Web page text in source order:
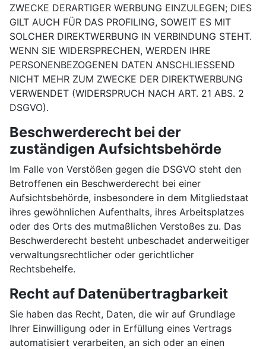
ZWECKE DERARTIGER WERBUNG EINZULEGEN; DIES
GILT AUCH FÜR DAS PROFILING, SOWEIT ES MIT
SOLCHER DIREKTWERBUNG IN VERBINDUNG STEHT.
WENN SIE WIDERSPRECHEN, WERDEN IHRE
PERSONENBEZOGENEN DATEN ANSCHLIESSEND
NICHT MEHR ZUM ZWECKE DER DIREKTWERBUNG
VERWENDET (WIDERSPRUCH NACH ART. 21 ABS. 2
DSGVO).
Beschwerde­recht bei der
zuständigen Aufsichts­behörde
Im Falle von Verstößen gegen die DSGVO steht den
Betroffenen ein Beschwerderecht bei einer
Aufsichtsbehörde, insbesondere in dem Mitgliedstaat
ihres gewöhnlichen Aufenthalts, ihres Arbeitsplatzes
oder des Orts des mutmaßlichen Verstoßes zu. Das
Beschwerderecht besteht unbeschadet anderweitiger
verwaltungsrechtlicher oder gerichtlicher
Rechtsbehelfe.
Recht auf Daten­übertrag­barkeit
Sie haben das Recht, Daten, die wir auf Grundlage
Ihrer Einwilligung oder in Erfüllung eines Vertrags
automatisiert verarbeiten, an sich oder an einen